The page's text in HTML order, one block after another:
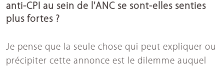
anti-CPI au sein de l'ANC se sont-elles senties
plus fortes ?
Je pense que la seule chose qui peut expliquer ou
précipiter cette annonce est le dilemme auquel